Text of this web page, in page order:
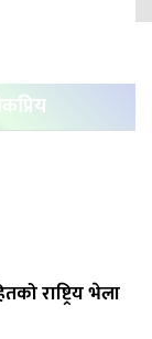
राष्ट्रिय भेला